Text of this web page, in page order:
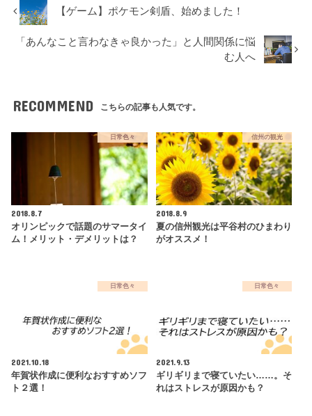
【ゲーム】ポケモン剣盾、始めました！
「あんなこと言わなきゃ良かった」と人間関係に悩
む人へ
RECOMMEND こちらの記事も人気です。
日常色々
2018.8.7
オリンピックで話題のサマータイ
ム！メリット・デメリットは？
信州の観光
2018.8.9
夏の信州観光は平谷村のひまわり
がオススメ！
日常色々
2021.10.18
年賀状作成に便利なおすすめソフ
ト２選！
日常色々
2021.9.13
ギリギリまで寝ていたい……。そ
れはストレスが原因かも？